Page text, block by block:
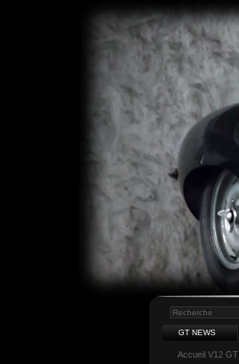
GT NEWS
Accueil V12 GT